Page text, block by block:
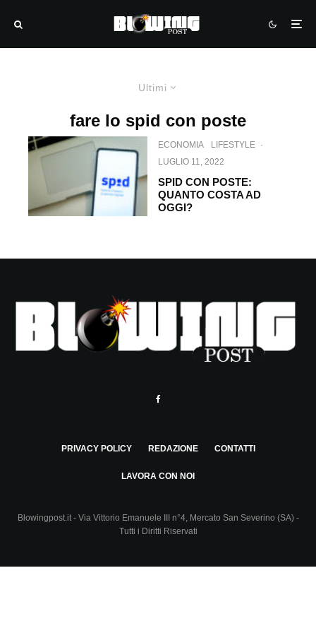
Ultimi
fare lo spid con poste
ECONOMIA LIFESTYLE ·
LUGLIO 11, 2022
SPID CON POSTE:
QUANTO COSTA AD
OGGI?
PRIVACY POLICY REDAZIONE CONTATTI
LAVORA CON NOI
Blowingpost.it - Via Vittorio Emanuele III n°4, Mercato San Severino (SA) -
Tutti i Diritti Riservati